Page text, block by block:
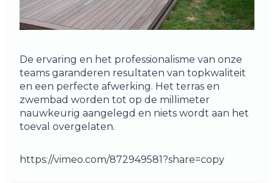
De ervaring en het professionalisme van onze
teams garanderen resultaten van topkwaliteit
en een perfecte afwerking. Het terras en
zwembad worden tot op de millimeter
nauwkeurig aangelegd en niets wordt aan het
toeval overgelaten.
https://vimeo.com/872949581?share=copy